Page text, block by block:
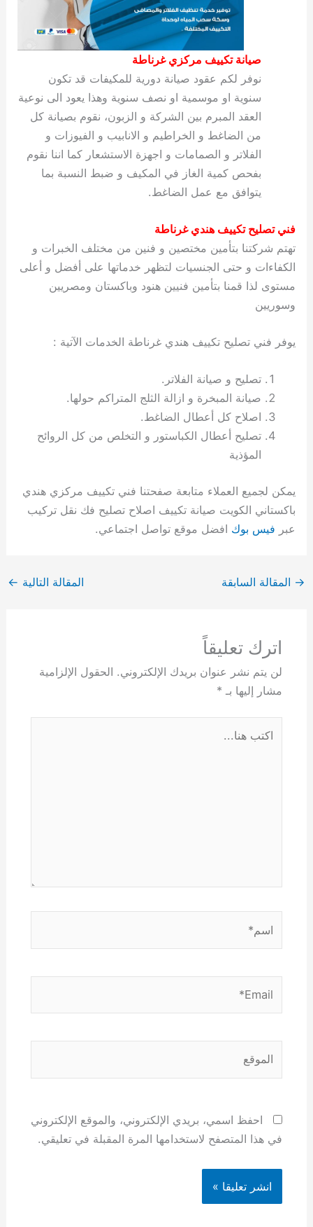
صيانة تكييف مركزي غرناطة
نوفر لكم عقود صيانة دورية للمكيفات قد تكون
سنوية او موسمية او نصف سنوية وهذا يعود الى نوعية
العقد المبرم بين الشركة و الزبون، نقوم بصيانة كل
من الضاغط و الخراطيم و الانابيب و الفيوزات و
الفلاتر و الصمامات و اجهزة الاستشعار كما اننا نقوم
بفحص كمية الغاز في المكيف و ضبط النسبة بما
يتوافق مع عمل الضاغط.
فني تصليح تكييف هندي غرناطة
تهتم شركتنا بتأمين مختصين و فنين من مختلف الخبرات و
الكفاءات و حتى الجنسيات لتظهر خدماتها على أفضل و أعلى
مستوى لذا قمنا بتأمين فنيين هنود وباكستان ومصريين
وسوريين
يوفر فني تصليح تكييف هندي غرناطة الخدمات الآتية :
تصليح و صيانة الفلاتر.
صيانة المبخرة و ازالة الثلج المتراكم حولها.
اصلاح كل أعطال الضاغط.
تصليح أعطال الكباستور و التخلص من كل الروائح
المؤذية
يمكن لجميع العملاء متابعة صفحتنا فني تكييف مركزي هندي
باكستاني الكويت صيانة تكييف اصلاح تصليح فك نقل تركيب
عبر فيس بوك افضل موقع تواصل اجتماعي.
→ المقالة السابقة المقالة التالية ←
اترك تعليقاً
لن يتم نشر عنوان بريدك الإلكتروني. الحقول الإلزامية
مشار إليها بـ *
احفظ اسمي، بريدي الإلكتروني، والموقع الإلكتروني
في هذا المتصفح لاستخدامها المرة المقبلة في تعليقي.